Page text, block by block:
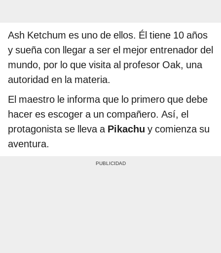
Ash Ketchum es uno de ellos. Él tiene 10 años
y sueña con llegar a ser el mejor entrenador del
mundo, por lo que visita al profesor Oak, una
autoridad en la materia.
El maestro le informa que lo primero que debe
hacer es escoger a un compañero. Así, el
protagonista se lleva aPikachu y comienza su
aventura.